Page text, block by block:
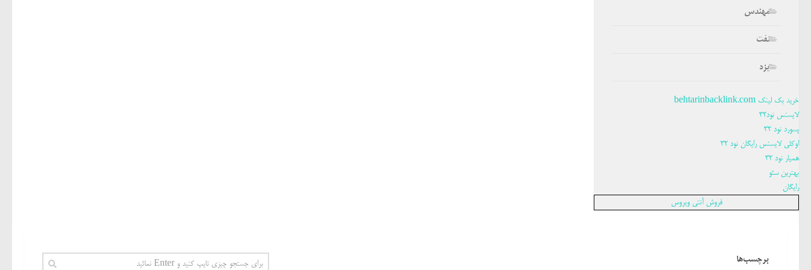
مهندس
نفت
یزد
خرید بک لینک behtarinbacklink.com
لایسنس نود32
پسورد نود 32
اوکلی لایسنس رایگان نود 32
همیار نود 32
بهترین سئو
رایگان
فروش آنتی ویروس
برچسب‌ها